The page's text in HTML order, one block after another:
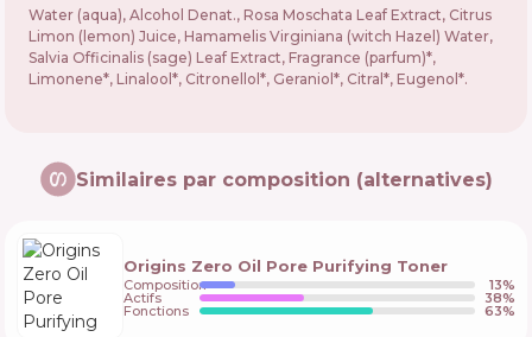
Water (aqua), Alcohol Denat., Rosa Moschata Leaf Extract, Citrus
Limon (lemon) Juice, Hamamelis Virginiana (witch Hazel) Water,
Salvia Officinalis (sage) Leaf Extract, Fragrance (parfum)*,
Limonene*, Linalool*, Citronellol*, Geraniol*, Citral*, Eugenol*.
Similaires par composition (alternatives)
Origins Zero Oil Pore Purifying Toner
Composition 13%
Actifs 38%
Fonctions 63%